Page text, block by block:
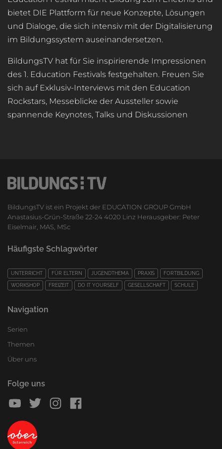
bietet DIE Plattform für neue Konzepte, Lösungen
und Dialoge, die sich intensiv mit der Digitalisierung
im Bildungssystem auseinandersetzen.
BildungsTV hat für Sie inspirierende Impressionen
des 1. Education Festivals festgehalten. Freuen Sie
sich auf Exklusiv-Interviews mit den Education
Rockstars, Messeblicke der Aussteller sowie
spannende Keynotes, Talks und Diskussionen
BildungsTV ist ein Projekt der EDUCATION GROUP GmbH
Anastasius-Grün-Straße 22-24 4020 Linz Herausgeber: Peter
Eiselmair, MAS, MSc
Häufigste Schlagwörter
UNTERRICHT FÜR ELTERN JUGENDTHEMA PRAXIS FORTBILDUNG
WORKSHOP FREIZEIT DO IT YOURSELF GESELLSCHAFT SCHULE
Navigation
Serien
Themen
Über uns
Folge uns